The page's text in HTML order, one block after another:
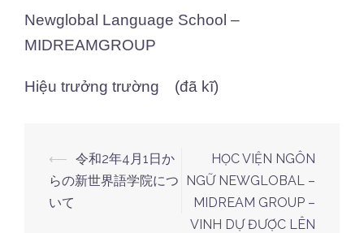
Newglobal Language School –
MIDREAMGROUP
Hiệu trưởng trường (đã kĩ)
投
稿
ナ
⟵ 令和2年4月1日か
らの新世界語学院につ
いて
HỌC VIỆN NGÔN
NGỮ NEWGLOBAL –
MIDREAM GROUP –
VINH DỰ ĐƯỢC LÊN